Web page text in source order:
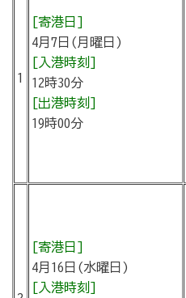
1
[寄港日]
4月7日(月曜日)
[入港時刻]
12時30分
[出港時刻]
19時00分
[寄港日]
4月16日(水曜日)
[入港時刻]